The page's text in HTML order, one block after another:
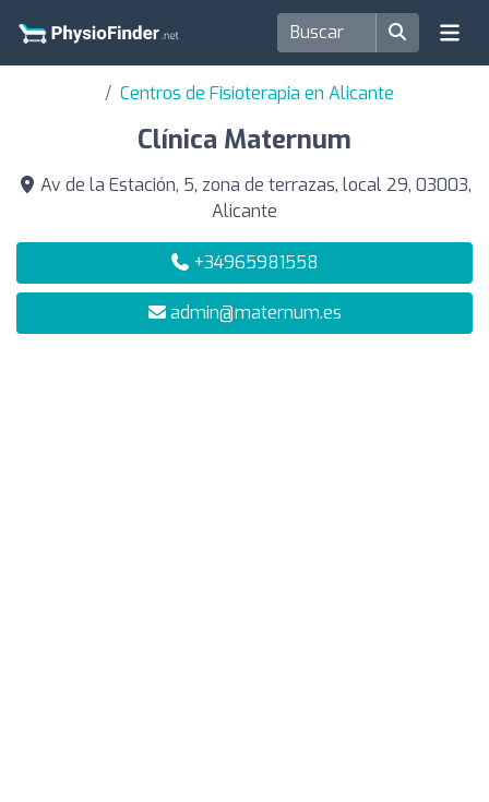
Centros de Fisioterapia en Alicante
Clínica Maternum
Av de la Estación, 5, zona de terrazas, local 29, 03003,
Alicante
+34965981558
admin@maternum.es